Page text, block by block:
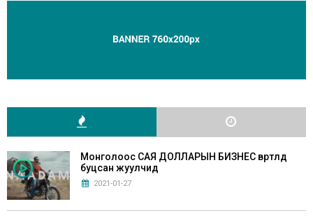
Монголоос САЯ ДОЛЛАРЫН БИЗНЕС өвөртлөөд
буцсан жуулчид
2021-01-27